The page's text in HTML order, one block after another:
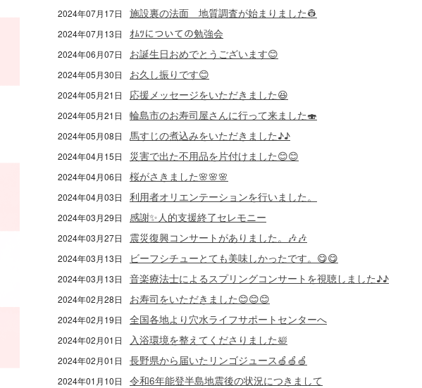
2024年07月17日 施設裏の法面 地質調査が始まりました👷
2024年07月13日 ｵﾑﾂについての勉強会
2024年06月07日 お誕生日おめでとうございます😊
2024年05月30日 お久し振りです😊
2024年05月21日 応援メッセージをいただきました😆
2024年05月21日 輪島市のお寿司屋さんに行って来ました🍣
2024年05月08日 馬すじの煮込みをいただきました♪♪
2024年04月15日 災害で出た不用品を片付けました😊😊
2024年04月06日 桜がさきました🌸🌸🌸
2024年04月03日 利用者オリエンテーションを行いました。
2024年03月29日 感謝✨人的支援終了セレモニー
2024年03月27日 震災復興コンサートがありました。🎶🎶
2024年03月13日 ビーフシチューとても美味しかったです。😋😋
2024年03月13日 音楽療法士によるスプリングコンサートを視聴しました♪♪
2024年02月28日 お寿司をいただきました😊😊😊
2024年02月19日 全国各地より穴水ライフサポートセンターへ
2024年02月01日 入浴環境を整えてくださりました🛀
2024年02月01日 長野県から届いたリンゴジュース🍏🍏🍏
2024年01月10日 令和6年能登半島地震後の状況につきまして